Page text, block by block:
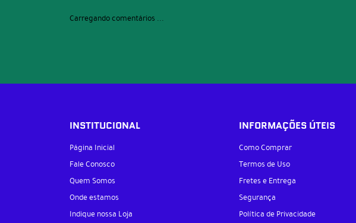
Carregando comentários ...
INSTITUCIONAL
Página Inicial
Fale Conosco
Quem Somos
Onde estamos
Indique nossa Loja
INFORMAÇÕES ÚTEIS
Como Comprar
Termos de Uso
Fretes e Entrega
Segurança
Política de Privacidade